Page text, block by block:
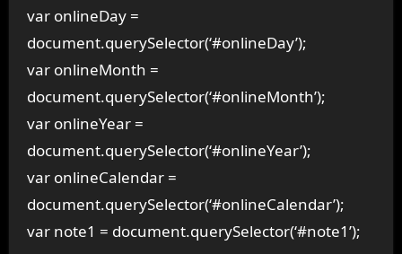
var onlineDay =
document.querySelector(‘#onlineDay’);
var onlineMonth =
document.querySelector(‘#onlineMonth’);
var onlineYear =
document.querySelector(‘#onlineYear’);
var onlineCalendar =
document.querySelector(‘#onlineCalendar’);
var note1 = document.querySelector(‘#note1’);